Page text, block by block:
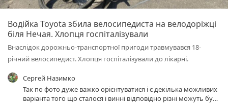
Водійка Toyota збила велосипедиста на велодоріжці
біля Нечая. Хлопця госпіталізували
Внаслідок дорожньо-транспортної пригоди травмувався 18-
річний велосипедист. Хлопця госпіталізували до лікарні.
Сергей Назимко
Так по фото дуже важко орієнтуватися і є декілька можливих
варіанта того що сталося і винні відповідно різні можуть бути